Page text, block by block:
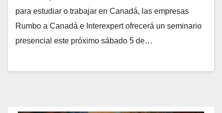
para estudiar o trabajar en Canadá, las empresas
Rumbo a Canadá e Interexpert ofrecerá un seminario
presencial este próximo sábado 5 de…